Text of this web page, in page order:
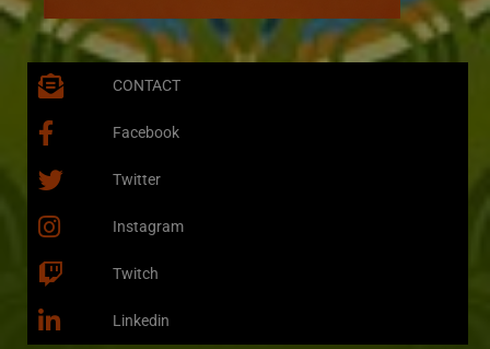
CONTACT
Facebook
Twitter
Instagram
Twitch
Linkedin